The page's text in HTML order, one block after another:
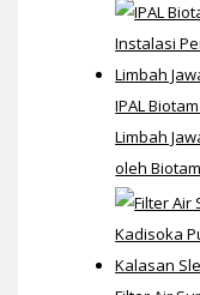
IPAL
Limbah
oleh